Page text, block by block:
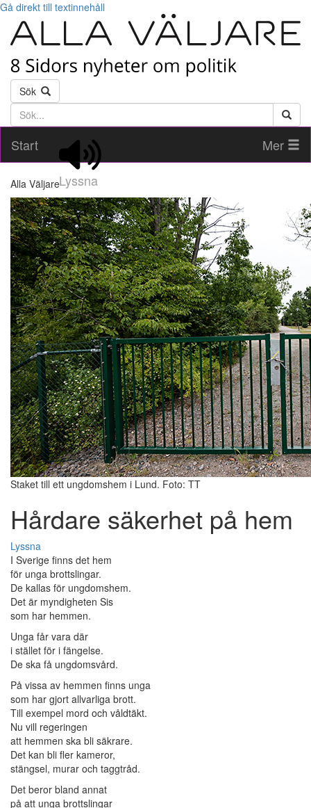
Gå direkt till textinnehåll
Sök
Söktext
Start
Lyssna
Mer
Alla Väljare
Staket till ett ungdomshem i Lund. Foto: TT
Hårdare säkerhet på hem
Lyssna
I Sverige finns det hem
för unga brottslingar.
De kallas för ungdomshem.
Det är myndigheten Sis
som har hemmen.
Unga får vara där
i stället för i fängelse.
De ska få ungdomsvård.
På vissa av hemmen finns unga
som har gjort allvarliga brott.
Till exempel mord och våldtäkt.
Nu vill regeringen
att hemmen ska bli säkrare.
Det kan bli fler kameror,
stängsel, murar och taggtråd.
Det beror bland annat
på att unga brottslingar